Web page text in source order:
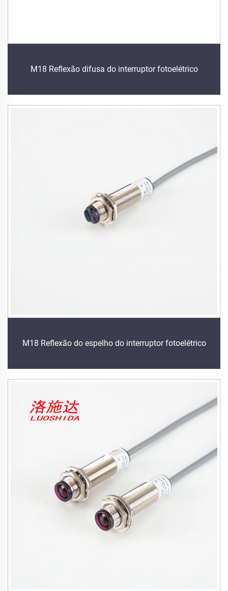
M18 Reflexão difusa do interruptor fotoelétrico
M18 Reflexão do espelho do interruptor fotoelétrico